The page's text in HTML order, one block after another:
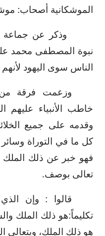
الموشكانية أصحاب:
وذكر عن جماعة
نبوة المصطفى محمد
الناس سوى اليهود
وزعمت فرقة من
خاطب الأنبياء عليهم
وقدمه على جميع
كل ما في التوراة
فهو خبر عن ذلك الملك
تعالى بوصف.
قالوا : وإن
تكليماً:هو ذلك الملك
هو ذلك الملك،